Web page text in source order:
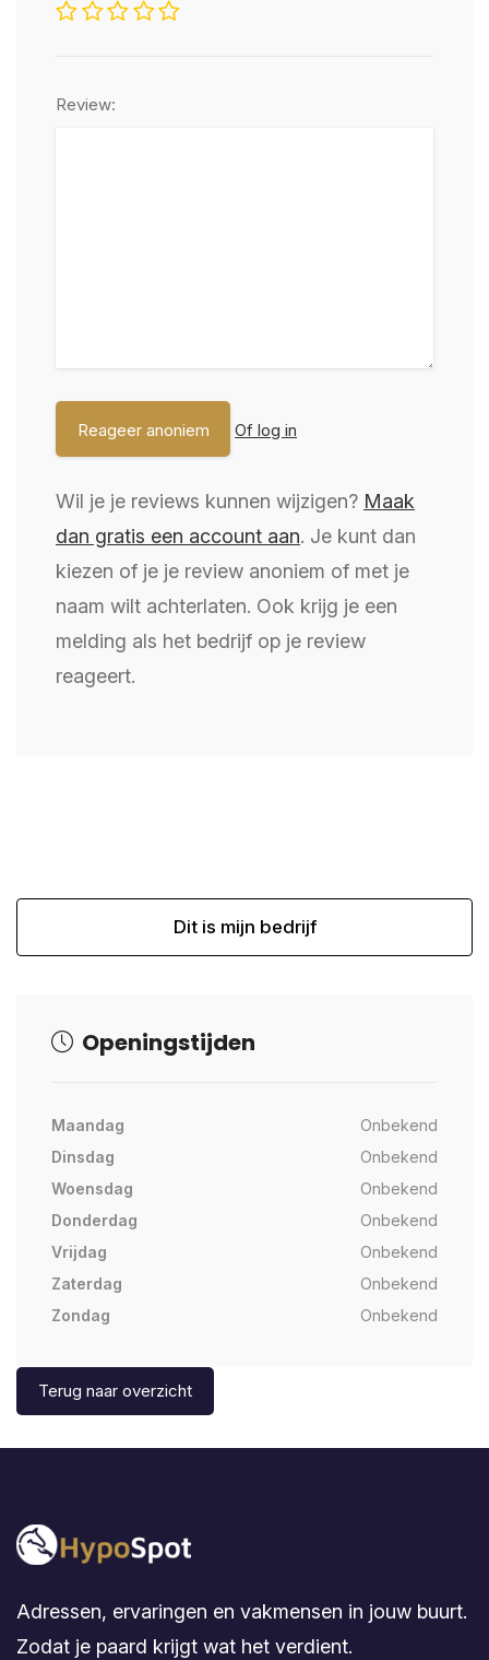
Review:
Of log in
Wil je je reviews kunnen wijzigen? Maak
dan gratis een account aan. Je kunt dan
kiezen of je je review anoniem of met je
naam wilt achterlaten. Ook krijg je een
melding als het bedrijf op je review
reageert.
Dit is mijn bedrijf
Openingstijden
Maandag
Onbekend
Dinsdag
Onbekend
Woensdag
Onbekend
Donderdag
Onbekend
Vrijdag
Onbekend
Zaterdag
Onbekend
Zondag
Onbekend
Terug naar overzicht
Adressen, ervaringen en vakmensen in jouw buurt.
Zodat je paard krijgt wat het verdient.